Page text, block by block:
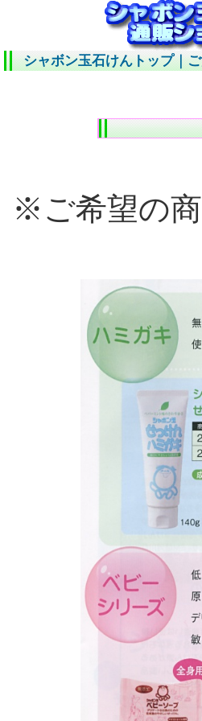
シャボン玉石けんトップ｜
※ご希望の